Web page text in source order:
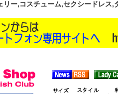
リー,コスチューム,セクシードレス